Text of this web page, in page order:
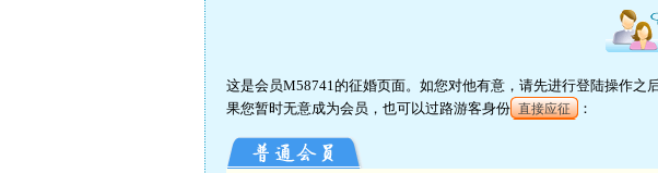
这是会员M58741的征婚页面。如您对他有意，请先进行登陆操作之
果您暂时无意成为会员，也可以过路游客身份 直接应征 ：